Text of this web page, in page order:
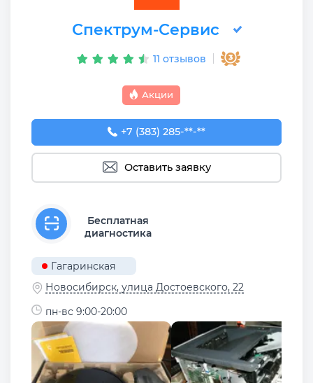
Спектрум-Сервис
11 отзывов
Акции
+7 (383) 285-96-21
+7 (383) 285-**-**
Оставить заявку
Бесплатная
диагностика
Гагаринская
Новосибирск, улица Достоевского, 22
пн-вс 9:00-20:00